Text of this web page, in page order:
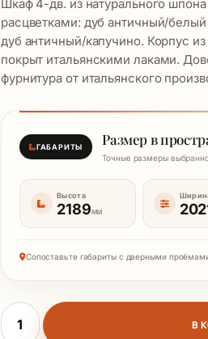
Шкаф 4-дв. из натурального
расцветками: дуб античный/
дуб античный/капучино. Корпус
покрыт итальянскими лаками.
фурнитура от итальянского
ГАБАРИТЫ Размер в
Точные размеры
Высота
2189ММ
Сопоставьте габариты с дверными
Количество товара СПР ШК-4
В